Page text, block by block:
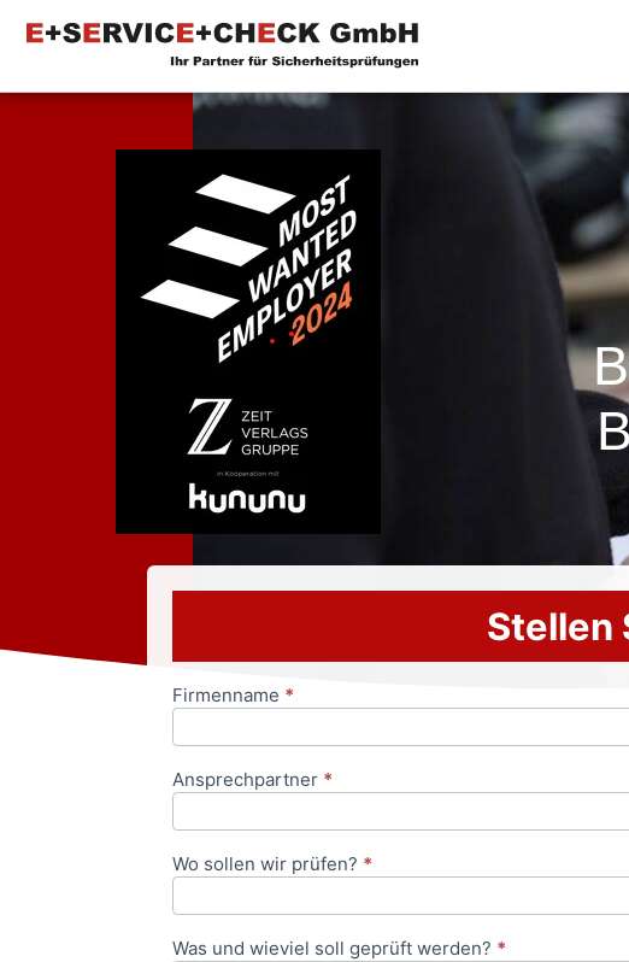
Stellen
Anfrageformular
Firmenname *
Ansprechpartner *
Wo sollen wir prüfen? *
Was und wieviel soll geprüft werden? *